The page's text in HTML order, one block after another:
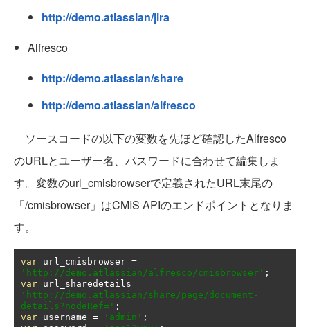
http://demo.atlassian/jira
Alfresco
http://demo.atlassian/share
http://demo.atlassian/alfresco
ソースコードの以下の変数を先ほど確認したAlfresco
のURLとユーザー名、パスワードに合わせて編集しま
す。変数のurl_cmisbrowserで定義されたURL末尾の
「/cmisbrowser」はCMIS APIのエンドポイントとなりま
す。
var url_cmisbrowser =
'http://demo.atlassian/alfresco/cmisbrowser' ;
var url_sharedetails =
'http://demo.atlassian/share/page/document-
details?nodeRef=' ;
var username = 'admin' ;